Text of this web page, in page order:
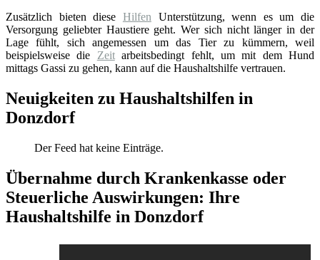
Zusätzlich bieten diese Hilfen Unterstützung, wenn es um die
Versorgung geliebter Haustiere geht. Wer sich nicht länger in der
Lage fühlt, sich angemessen um das Tier zu kümmern, weil
beispielsweise die Zeitarbeitsbedingt fehlt, um mit dem Hund
mittags Gassi zu gehen, kann auf die Haushaltshilfe vertrauen.
Neuigkeiten zu Haushaltshilfen in
Donzdorf
Der Feed hat keine Einträge.
Übernahme durch Krankenkasse oder
Steuerliche Auswirkungen: Ihre
Haushaltshilfe in Donzdorf